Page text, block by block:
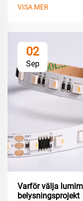
VISA MER
02
Sep
Varför välja
belysningsprojekt